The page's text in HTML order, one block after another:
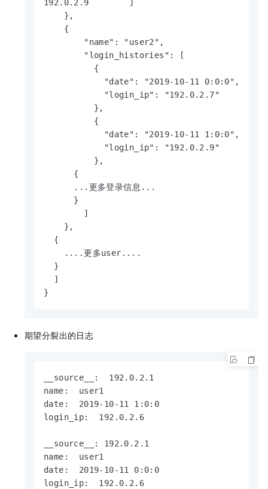
192.0.2.9        ]
    },
    {
        "name": "user2",
        "login_histories": [
          {
            "date": "2019-10-11 0:0:0",
            "login_ip": "192.0.2.7"
          },
          {
            "date": "2019-10-11 1:0:0",
            "login_ip": "192.0.2.9"
          },
      {
      ...更多登录信息...
      }
        ]
    },
  {
    ....更多user....
  }
  ]
}
期望分裂出的日志
__source__:  192.0.2.1
name:  user1
date:  2019-10-11 1:0:0
login_ip:  192.0.2.6
__source__: 192.0.2.1
name:  user1
date:  2019-10-11 0:0:0
login_ip:  192.0.2.6